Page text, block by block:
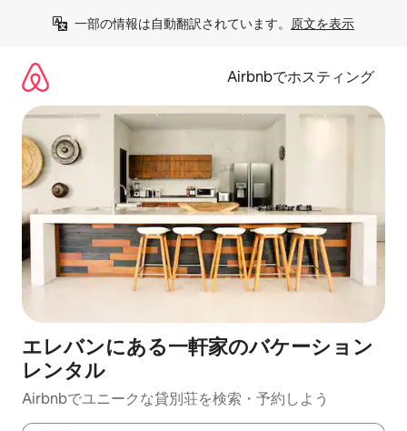
一部の情報は自動翻訳されています。 原文を表示
Airbnbでホスティング
エレバンにある一軒家のバケーション
レンタル
Airbnbでユニークな貸別荘を検索・予約しよう